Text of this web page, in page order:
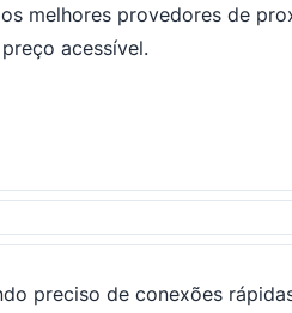
melhores provedores de
acessível.
preciso de conexões